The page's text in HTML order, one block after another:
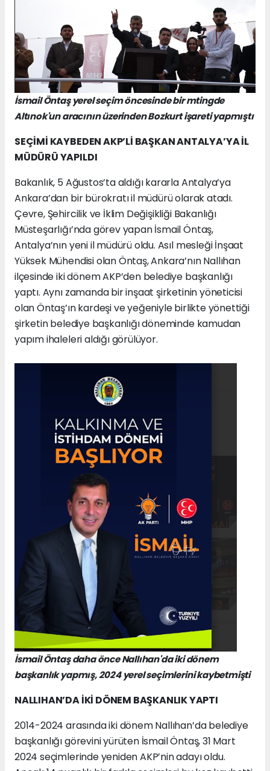
İsmail Öntaş yerel seçim öncesinde bir mtingde
Altınok'un aracının üzerinden Bozkurt işareti yapmıştı
SEÇİMİ KAYBEDEN AKP’Lİ BAŞKAN ANTALYA’YA İL
MÜDÜRÜ YAPILDI
Bakanlık, 5 Ağustos’ta aldığı kararla Antalya’ya
Ankara’dan bir bürokratı il müdürü olarak atadı.
Çevre, Şehircilik ve İklim Değişikliği Bakanlığı
Müsteşarlığı’nda görev yapan İsmail Öntaş,
Antalya’nın yeni il müdürü oldu. Asıl mesleği İnşaat
Yüksek Mühendisi olan Öntaş, Ankara’nın Nallıhan
ilçesinde iki dönem AKP’den belediye başkanlığı
yaptı. Aynı zamanda bir inşaat şirketinin yöneticisi
olan Öntaş’ın kardeşi ve yeğeniyle birlikte yönettiği
şirketin belediye başkanlığı döneminde kamudan
yapım ihaleleri aldığı görülüyor.
İsmail Öntaş daha önce Nallıhan'da iki dönem
başkanlık yapmış, 2024 yerel seçimlerini kaybetmişti
NALLIHAN’DA İKİ DÖNEM BAŞKANLIK YAPTI
2014-2024 arasında iki dönem Nallıhan’da belediye
başkanlığı görevini yürüten İsmail Öntaş, 31 Mart
2024 seçimlerinde yeniden AKP’nin adayı oldu.